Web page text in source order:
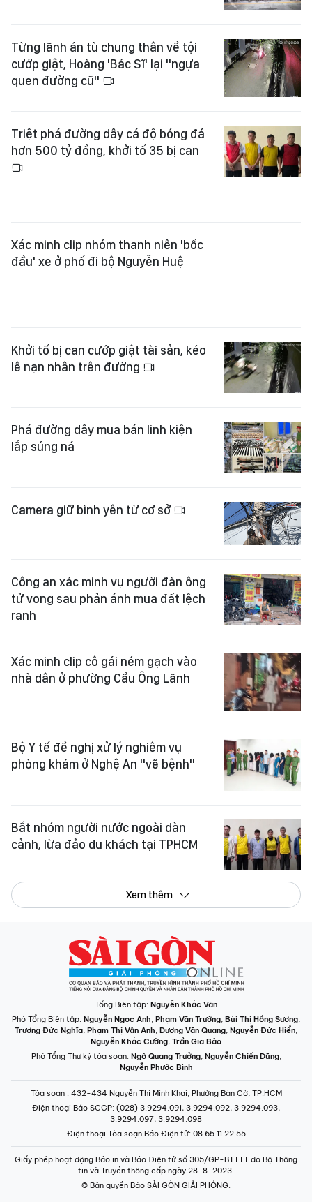
Từng lãnh án tù chung thân về tội
cướp giật, Hoàng 'Bác Sĩ' lại "ngựa
quen đường cũ"
Triệt phá đường dây cá độ bóng đá
hơn 500 tỷ đồng, khởi tố 35 bị can
Xác minh clip nhóm thanh niên 'bốc
đầu' xe ở phố đi bộ Nguyễn Huệ
lê nạn nhân trên đường
lắp súng ná
tử vong sau phản ánh mua đất lệch
ranh
nhà dân ở phường Cầu Ông Lãnh
phòng khám ở Nghệ An "vẽ bệnh"
cảnh, lừa đảo du khách tại TPHCM
Tổng Biên tập:Nguyễn Khắc Văn
Nguyễn Ngọc Anh,Phạm Văn Trường
Phạm Thị Vân Anh ,Dương Văn Quang
Nguyễn Khắc Cường,Trần Gia Bảo
Phó Tổng Thư ký tòa soạn: Ngô Quang Trưởng Nguyễn Chiến Dũng
Nguyễn Phước Bình
: 432-434 Nguyễn Thị Minh Khai, Phường Bàn Cờ, TP.HCM
Điện thoại Báo SGGP : (028) 3.9294.091, 3.9294.092, 3.9294.093,
3.9294.097, 3.9294.098
Điện thoại Tòa soạn Báo Điện tử : 08 65 11 22 55
Giấy phép hoạt động Báo in và Báo Điện tử số 305/GP-BTTTT do Bộ Thông
© Bản quyền Báo SÀI GÒN GIẢI PHÓNG.